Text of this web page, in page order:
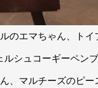
のエマちゃん、トイ
シュコーギーペン
、マルチーズのピ